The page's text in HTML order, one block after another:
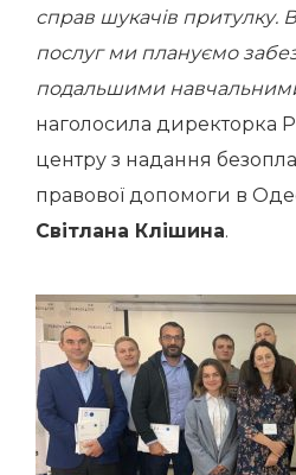
справ шукачів притулку.
послуг ми плануємо
подальшими
наголосила директорка
центру з надання
правової допомоги в
Світлана Клішина.